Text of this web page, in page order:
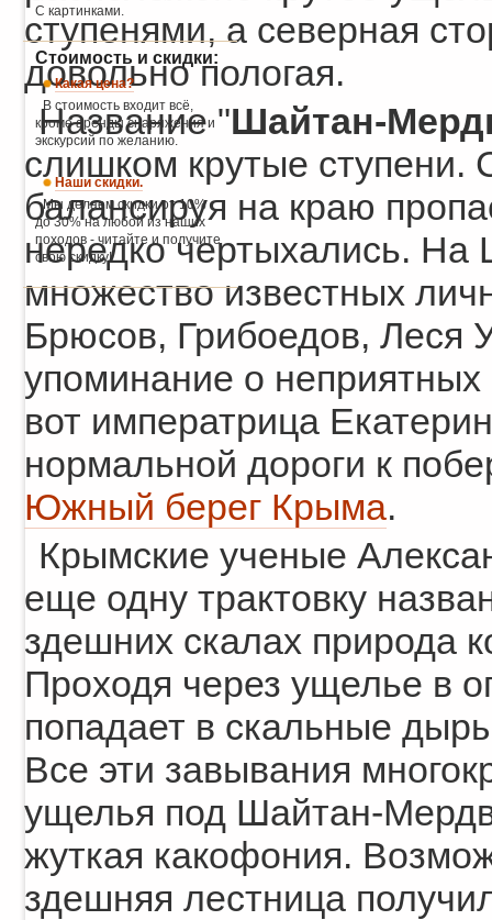
ступенями, а северная
довольно пологая.
Название "Шайтан-
слишком крутые ступени.
балансируя на краю
нередко чертыхались.
множество известных
Брюсов, Грибоедов, Леся
упоминание о
вот императрица
нормальной дороги к
Южный берег Крыма.
Крымские ученые
еще одну трактовку
здешних скалах природа
Проходя через ущелье в
попадает в скальные
Все эти завывания
ущелья под Шайтан-
жуткая какофония.
здешняя лестница
С картинками.
Стоимость и скидки:
Какая цена?
В стоимость входит всё,
кроме аренды снаряжения и
экскурсий по желанию.
Наши скидки.
Мы делаем скидки от 10%
до 30% на любой из наших
походов - читайте и получите
свою скидку!